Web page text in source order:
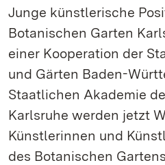
Junge künstlerische
Botanischen Garten
einer Kooperation der
und Gärten Baden-
Staatlichen Akademie
Karlsruhe werden jetzt
Künstlerinnen und
des Botanischen